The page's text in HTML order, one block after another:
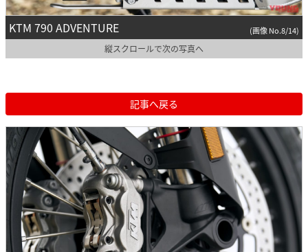
KTM 790 ADVENTURE (画像 No.8/14)
縦スクロールで次の写真へ
記事へ戻る